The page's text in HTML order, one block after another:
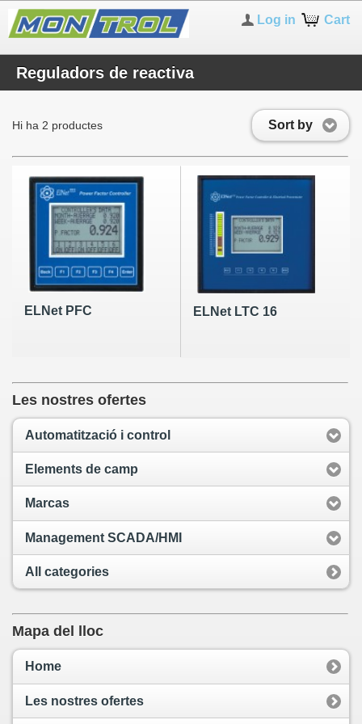
Cart
Log in
Reguladors de reactiva
Sort by
Hi ha 2 productes
ELNet PFC ELNet LTC 16
Les nostres ofertes
Automatització i control
Elements de camp
Marcas
Management SCADA/HMI
All categories
Mapa del lloc
Home
Les nostres ofertes